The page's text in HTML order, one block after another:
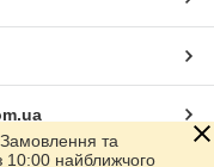
та
10:00 найближчого